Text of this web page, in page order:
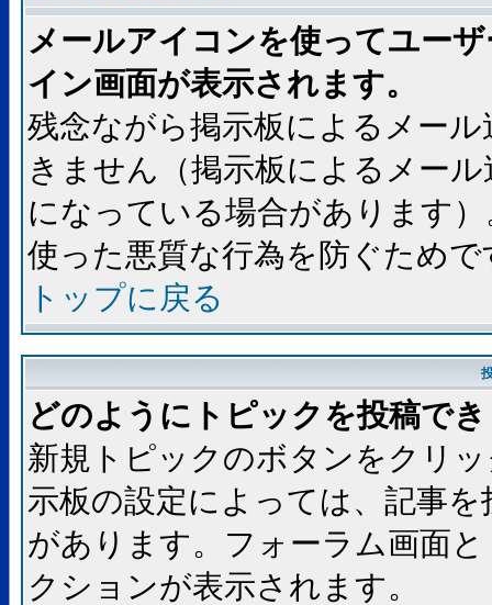
メールアイコンを使ってユー
イン画面が表示されます。
残念ながら掲示板によるメー
きません（掲示板によるメー
になっている場合があります
使った悪質な行為を防ぐためで
トップに戻る
どのようにトピックを投稿で
新規トピックのボタンをクリ
示板の設定によっては、記事
があります。フォーラム画面
クションが表示されます。